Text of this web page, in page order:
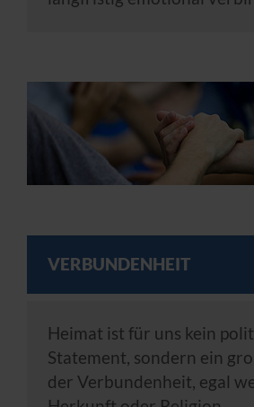
VERBUNDENHEIT
Heimat ist für uns kein
Statement, sondern ein
der Verbundenheit, egal